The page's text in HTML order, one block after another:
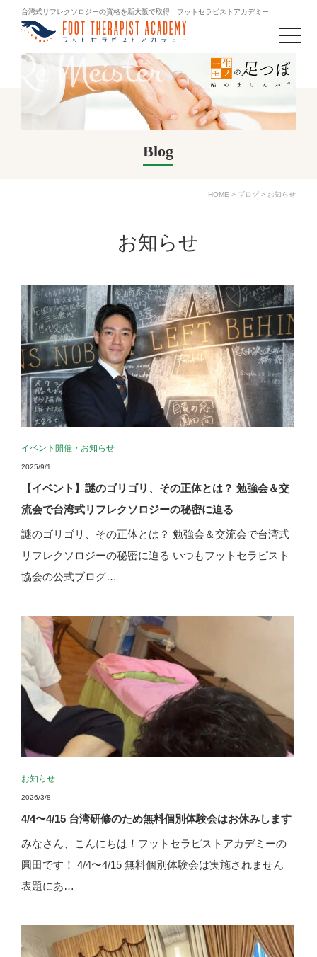
台湾式リフレクソロジーの資格を新大阪で取得 フットセラピストアカデミー
toggle
Blog
HOME > ブログ > お知らせ
お知らせ
イベント開催・ お知らせ
2025/9/1
【イベント】謎のゴリゴリ、その正体とは？ 勉強会＆交
流会で台湾式リフレクソロジーの秘密に迫る
謎のゴリゴリ、その正体とは？ 勉強会＆交流会で台湾式
リフレクソロジーの秘密に迫る いつもフットセラピスト
協会の公式ブログ…
お知らせ
2026/3/8
4/4〜4/15 台湾研修のため無料個別体験会はお休みします
みなさん、こんにちは！フットセラピストアカデミーの
圓田です！ 4/4〜4/15 無料個別体験会は実施されません
表題にあ…